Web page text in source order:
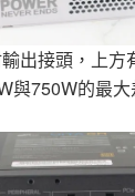
出接頭，上方
與750W的最